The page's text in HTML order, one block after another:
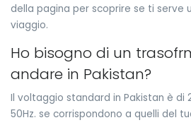
della pagina per scoprire se ti serve
viaggio.
Ho bisogno di un
andare in Pakistan?
Il voltaggio standard in Pakistan è di
50Hz. se corrispondono a quelli del